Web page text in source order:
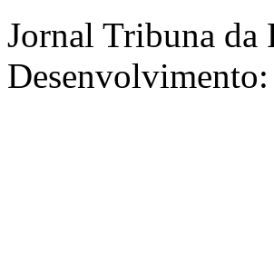
Jornal Tribuna da
Desenvolvimento: